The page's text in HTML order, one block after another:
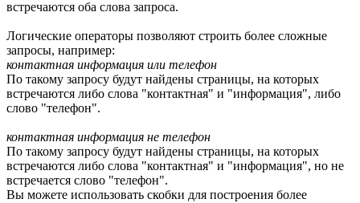
встречаются оба слова запроса.
Логические операторы позволяют строить более сложные
запросы, например:
контактная информация или телефон
По такому запросу будут найдены страницы, на которых
встречаются либо слова "контактная" и "информация", либо
слово "телефон".
контактная информация не телефон
По такому запросу будут найдены страницы, на которых
встречаются либо слова "контактная" и "информация", но не
встречается слово "телефон".
Вы можете использовать скобки для построения более